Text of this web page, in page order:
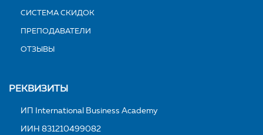
СИСТЕМА СКИДОК
ПРЕПОДАВАТЕЛИ
ОТЗЫВЫ
РЕКВИЗИТЫ
ИП International Business Academy
ИИН 831210499082